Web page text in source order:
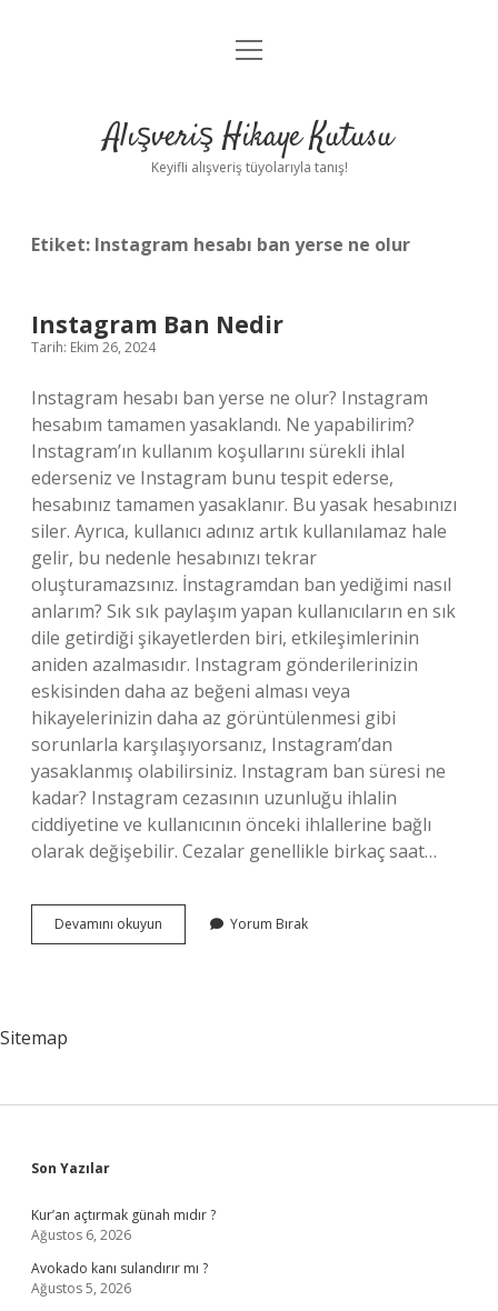
Anasayfa
Yasal Uyarı
menüyü
Alışveriş Hikaye Kutusu
Keyifli alışveriş tüyolarıyla tanış!
Etiket: Instagram hesabı ban yerse ne olur
Instagram Ban Nedir
Tarih: Ekim 26, 2024
Instagram hesabı ban yerse ne olur? Instagram
hesabım tamamen yasaklandı. Ne yapabilirim?
Instagram’ın kullanım koşullarını sürekli ihlal
ederseniz ve Instagram bunu tespit ederse,
hesabınız tamamen yasaklanır. Bu yasak hesabınızı
siler. Ayrıca, kullanıcı adınız artık kullanılamaz hale
gelir, bu nedenle hesabınızı tekrar
oluşturamazsınız. İnstagramdan ban yediğimi nasıl
anlarım? Sık sık paylaşım yapan kullanıcıların en sık
dile getirdiği şikayetlerden biri, etkileşimlerinin
aniden azalmasıdır. Instagram gönderilerinizin
eskisinden daha az beğeni alması veya
hikayelerinizin daha az görüntülenmesi gibi
sorunlarla karşılaşıyorsanız, Instagram’dan
yasaklanmış olabilirsiniz. Instagram ban süresi ne
kadar? Instagram cezasının uzunluğu ihlalin
ciddiyetine ve kullanıcının önceki ihlallerine bağlı
olarak değişebilir. Cezalar genellikle birkaç saat…
Devamını okuyun Instagram
Ban
Yorum Bırak
Sitemap
Sidebar
Son Yazılar
Kur’an açtırmak günah mıdır ?
Ağustos 6, 2026
Avokado kanı sulandırır mı ?
Ağustos 5, 2026